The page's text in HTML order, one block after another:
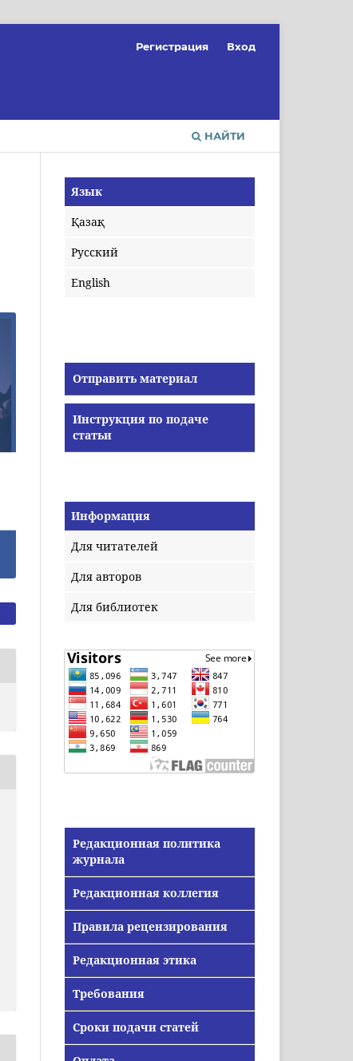
НАЙТИ
Регистрация Вход
Язык
Қазақ
Русский
English
Отправить материал
Инструкция по подаче
статьи
Информация
Для читателей
Для авторов
Для библиотек
Редакционная политика
журнала
Редакционная коллегия
Правила рецензирования
Редакционная этика
Требования
Сроки подачи статей